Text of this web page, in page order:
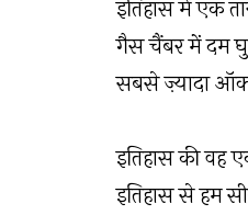
इतिहास में एक
गैस चैंबर में दम
सबसे ज़्यादा
इतिहास की वह
इतिहास से हम